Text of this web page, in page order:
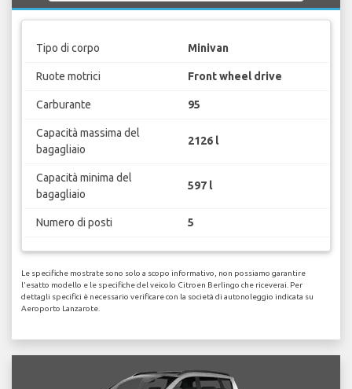
Tipo di corpo Minivan
Ruote motrici Front wheel drive
Carburante 95
Capacità massima del
bagagliaio
2126 l
Capacità minima del
bagagliaio
597 l
Numero di posti 5
Le specifiche mostrate sono solo a scopo informativo, non possiamo garantire
l'esatto modello e le specifiche del veicolo Citroen Berlingo che riceverai. Per
dettagli specifici è necessario verificare con la società di autonoleggio indicata su
Aeroporto Lanzarote.